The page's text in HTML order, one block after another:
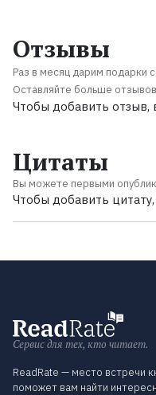
Отзывы
Раз в месяц дарим подарки
Оставляйте больше
Чтобы добавить
Цитаты
Вы можете первыми
Чтобы добавить
Сервис для тех, кто читает.
ReadRate — место встречи
поможет вам найти